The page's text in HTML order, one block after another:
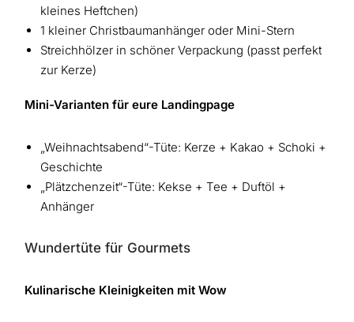
kleines Heftchen)
1 kleiner Christbaumanhänger oder Mini-Stern
Streichhölzer in schöner Verpackung (passt perfekt
zur Kerze)
Mini-Varianten für eure Landingpage
„Weihnachtsabend“-Tüte: Kerze + Kakao + Schoki +
Geschichte
„Plätzchenzeit“-Tüte: Kekse + Tee + Duftöl +
Anhänger
Wundertüte für Gourmets
Kulinarische Kleinigkeiten mit Wow